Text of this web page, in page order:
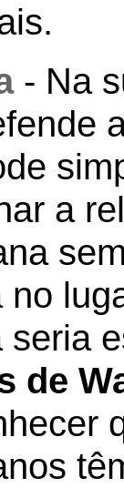
- Na
a
no
seria
de